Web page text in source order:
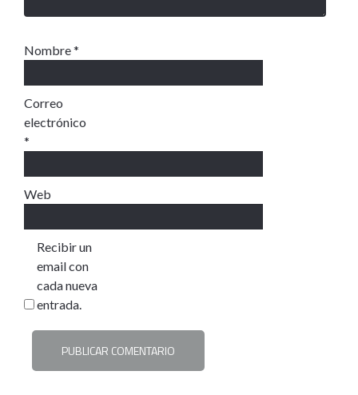
Nombre*
Correo
electrónico
*
Web
Recibir un
email con
cada nueva
entrada.